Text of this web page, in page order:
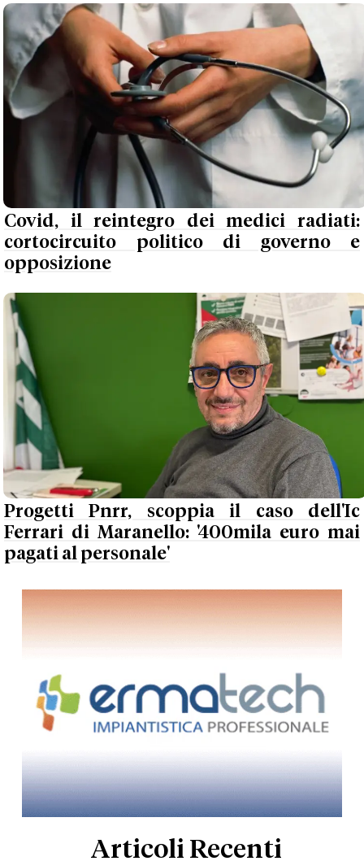
Covid, il reintegro dei medici radiati:
cortocircuito politico di governo e
opposizione
Progetti Pnrr, scoppia il caso dell'Ic
Ferrari di Maranello: '400mila euro mai
pagati al personale'
Articoli Recenti